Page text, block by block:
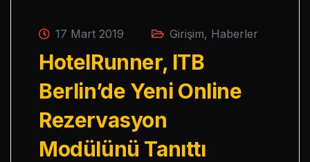
17 Mart 2019 Girişim, Haberler
HotelRunner, ITB
Berlin’de Yeni Online
Rezervasyon
Modülünü Tanıttı